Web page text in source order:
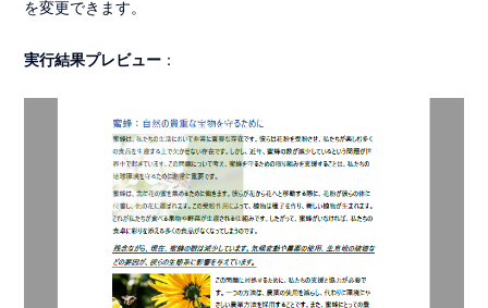
を変更できます。
実行結果プレビュー ：